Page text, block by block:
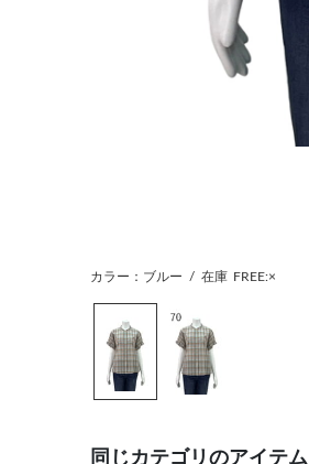
カラー：ブルー / 在庫 FREE:×
同じカテゴリのアイテム